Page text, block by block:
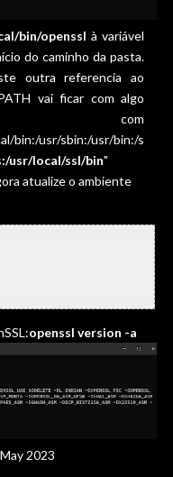
bin/openssl à variável
do caminho da pasta.
outra referencia ao
vai ficar com algo
com
bin:/usr/sbin:/usr/bin:/s
:/usr/local/ssl/bin"
atualize o ambiente
openssl version -a
2023